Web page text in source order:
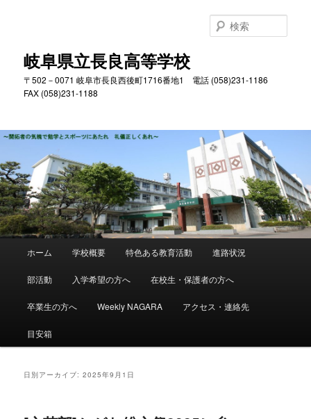
岐阜県立長良高等学校
〒502－0071 岐阜市長良西後町1716番地1 電話 (058)231-1186
FAX (058)231-1188
索
メ
イ
ン
ン
サ
ブ
コ
テ
ホーム 学校概要 特色ある教育活動 進路状況
部活動 入学希望の方へ 在校生・保護者の方へ
卒業生の方へ Weekly NAGARA アクセス・連絡先
目安箱
日別アーカイブ:2025年9月1日